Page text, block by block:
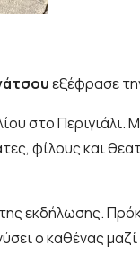
εξέφρασε
στο
φίλους και
εκδήλωσης.
ο καθένας